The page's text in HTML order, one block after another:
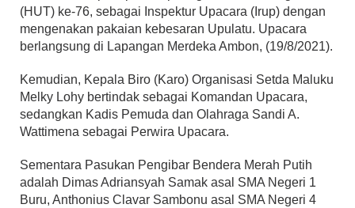
(HUT) ke-76, sebagai Inspektur Upacara (Irup) dengan
mengenakan pakaian kebesaran Upulatu. Upacara
berlangsung di Lapangan Merdeka Ambon, (19/8/2021).
Kemudian, Kepala Biro (Karo) Organisasi Setda Maluku
Melky Lohy bertindak sebagai Komandan Upacara,
sedangkan Kadis Pemuda dan Olahraga Sandi A.
Wattimena sebagai Perwira Upacara.
Sementara Pasukan Pengibar Bendera Merah Putih
adalah Dimas Adriansyah Samak asal SMA Negeri 1
Buru, Anthonius Clavar Sambonu asal SMA Negeri 4